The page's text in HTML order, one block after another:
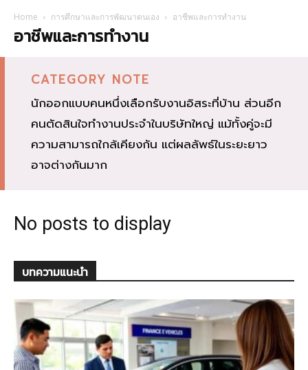
Home การศึกษาและการพัฒนาตนเอง อาชีพและการทำงาน
อาชีพและการทำงาน
CATEGORY NOTE
นักออกแบบคนหนึ่งเลือกรับงานอิสระที่บ้าน ส่วนอีก
คนตัดสินใจทำงานประจำในบริษัทใหญ่ แม้ทั้งคู่จะมี
ความสามารถใกล้เคียงกัน แต่ผลลัพธ์ในระยะยาว
อาจต่างกันมาก
No posts to display
บทความแนะนำ